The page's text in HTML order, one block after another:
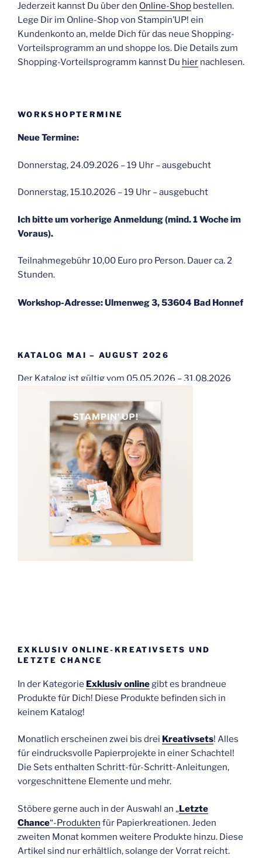
Jederzeit kannst Du über den Online-Shop bestellen.
Lege Dir im Online-Shop von Stampin’UP! ein
Kundenkonto an, melde Dich für das neue Shopping-
Vorteilsprogramm an und shoppe los. Die Details zum
Shopping-Vorteilsprogramm kannst Du hier nachlesen.
WORKSHOPTERMINE
Neue Termine:
Donnerstag, 24.09.2026 – 19 Uhr – ausgebucht
Donnerstag, 15.10.2026 – 19 Uhr – ausgebucht
Ich bitte um vorherige Anmeldung (mind. 1 Woche im
Voraus).
Teilnahmegebühr 10,00 Euro pro Person. Dauer ca. 2
Stunden.
Workshop-Adresse: Ulmenweg 3, 53604 Bad Honnef
KATALOG MAI – AUGUST 2026
Der Katalog ist gültig vom 05.05.2026 – 31.08.2026
EXKLUSIV ONLINE-KREATIVSETS UND
LETZTE CHANCE
In der Kategorie Exklusiv online gibt es brandneue
Produkte für Dich! Diese Produkte befinden sich in
keinem Katalog!
Monatlich erscheinen zwei bis drei Kreativsets! Alles
für eindrucksvolle Papierprojekte in einer Schachtel!
Die Sets enthalten Schritt-für-Schritt-Anleitungen,
vorgeschnittene Elemente und mehr.
Stöbere gerne auch in der Auswahl an „Letzte
Chance“-Produkten für Papierkreationen. Jeden
zweiten Monat kommen weitere Produkte hinzu. Diese
Artikel sind nur erhältlich, solange der Vorrat reicht.